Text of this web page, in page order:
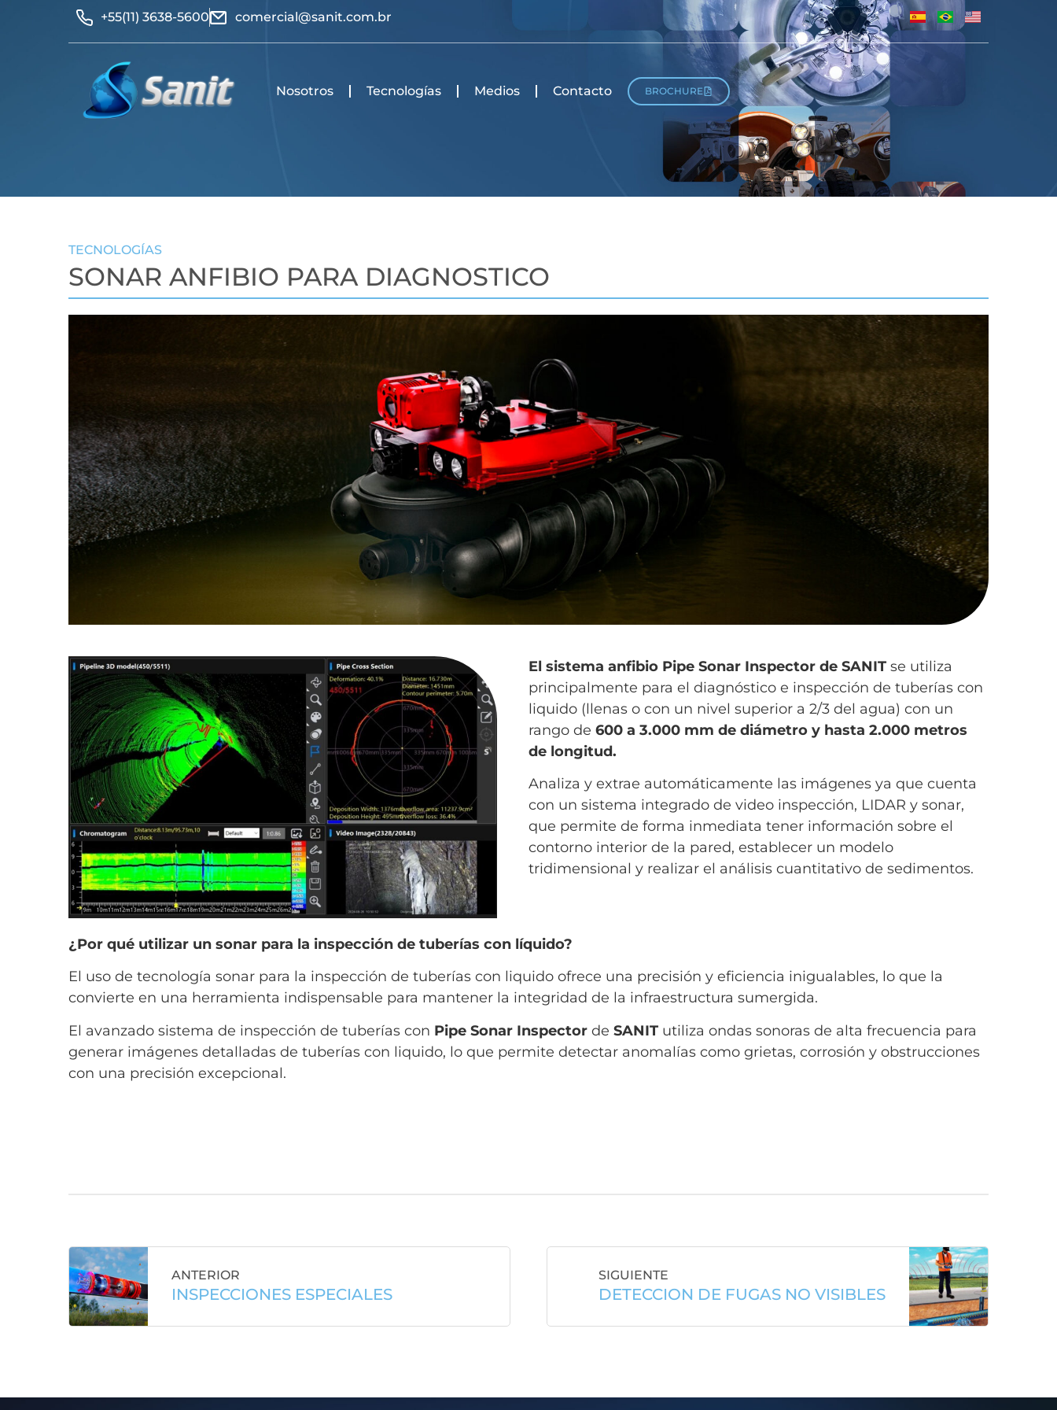
+55(11) 3638-5600 comercial@sanit.com.br
Nosotros Tecnologías Medios Contacto BROCHURE
TECNOLOGÍAS
SONAR ANFIBIO PARA DIAGNOSTICO
El sistema anfibio Pipe Sonar Inspector de SANIT se utiliza
principalmente para el diagnóstico e inspección de tuberías con
liquido (llenas o con un nivel superior a 2/3 del agua) con un
rango de 600 a 3.000 mm de diámetro y hasta 2.000 metros
de longitud.
Analiza y extrae automáticamente las imágenes ya que cuenta
con un sistema integrado de video inspección, LIDAR y sonar,
que permite de forma inmediata tener información sobre el
contorno interior de la pared, establecer un modelo
tridimensional y realizar el análisis cuantitativo de sedimentos.
¿Por qué utilizar un sonar para la inspección de tuberías con líquido?
El uso de tecnología sonar para la inspección de tuberías con liquido ofrece una precisión y eficiencia inigualables, lo que la
convierte en una herramienta indispensable para mantener la integridad de la infraestructura sumergida.
El avanzado sistema de inspección de tuberías con Pipe Sonar Inspector de SANIT utiliza ondas sonoras de alta frecuencia para
generar imágenes detalladas de tuberías con liquido, lo que permite detectar anomalías como grietas, corrosión y obstrucciones
con una precisión excepcional.
ANTERIOR
INSPECCIONES ESPECIALES
SIGUIENTE
DETECCION DE FUGAS NO VISIBLES